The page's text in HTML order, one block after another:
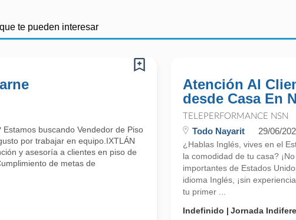
te pueden interesar
buscando Vendedor de Piso
por trabajar en equipo.IXTLÁN
y asesoría a clientes en piso de
de metas de
Atención Al
desde Casa En
TELEPERFORMANCE NSN
Todo Nayarit 29/06/
¿Hablas Inglés, vives en el
la comodidad de tu casa?
importantes de Estados
idioma Inglés, ¡sin
tu primer ...
Indefinido
Jornada